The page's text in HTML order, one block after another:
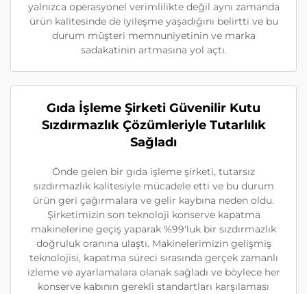
yalnızca operasyonel verimlilikte değil aynı zamanda
ürün kalitesinde de iyileşme yaşadığını belirtti ve bu
durum müşteri memnuniyetinin ve marka
sadakatinin artmasına yol açtı.
Gıda İşleme Şirketi Güvenilir Kutu
Sızdırmazlık Çözümleriyle Tutarlılık
Sağladı
Önde gelen bir gıda işleme şirketi, tutarsız
sızdırmazlık kalitesiyle mücadele etti ve bu durum
ürün geri çağırmalara ve gelir kaybına neden oldu.
Şirketimizin son teknoloji konserve kapatma
makinelerine geçiş yaparak %99'luk bir sızdırmazlık
doğruluk oranına ulaştı. Makinelerimizin gelişmiş
teknolojisi, kapatma süreci sırasında gerçek zamanlı
izleme ve ayarlamalara olanak sağladı ve böylece her
konserve kabının gerekli standartları karşılaması